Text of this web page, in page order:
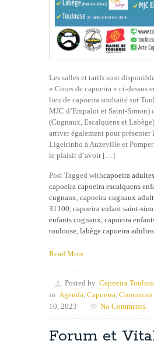
Les salles et tarifs sont
« Cours de capoeira » ci-dessus
lieu de capoeira souhaité sur
MJC d’Empalot et Saint-Simon)
(Cugnaux, Escalquens et
arriver également pour présenter
Ligeirinho à Auzeville et
le plaisir d’avoir […]
Post Tagged withcapoeira
capoeira capoeira escalquens
cugnaux, capoeira cugnaux
31100, capoeira enfant saint-
enfants cugnaux, capoeira
toulouse, labège capoeira adultes
Read More
Posted by Capoeira
in Agenda, Capoeira,
10, 2023
No Comments.
Forum et